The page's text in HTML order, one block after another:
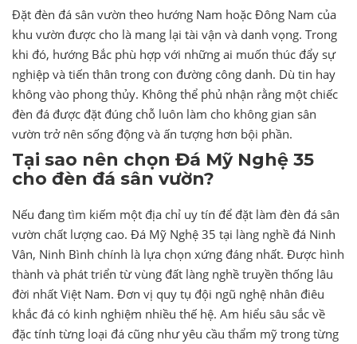
Đặt đèn đá sân vườn theo hướng Nam hoặc Đông Nam của
khu vườn được cho là mang lại tài vận và danh vọng. Trong
khi đó, hướng Bắc phù hợp với những ai muốn thúc đẩy sự
nghiệp và tiến thân trong con đường công danh. Dù tin hay
không vào phong thủy. Không thể phủ nhận rằng một chiếc
đèn đá được đặt đúng chỗ luôn làm cho không gian sân
vườn trở nên sống động và ấn tượng hơn bội phần.
Tại sao nên chọn Đá Mỹ Nghệ 35
cho đèn đá sân vườn?
Nếu đang tìm kiếm một địa chỉ uy tín để đặt làm đèn đá sân
vườn chất lượng cao. Đá Mỹ Nghệ 35 tại làng nghề đá Ninh
Vân, Ninh Bình chính là lựa chọn xứng đáng nhất. Được hình
thành và phát triển từ vùng đất làng nghề truyền thống lâu
đời nhất Việt Nam. Đơn vị quy tụ đội ngũ nghệ nhân điêu
khắc đá có kinh nghiệm nhiều thế hệ. Am hiểu sâu sắc về
đặc tính từng loại đá cũng như yêu cầu thẩm mỹ trong từng